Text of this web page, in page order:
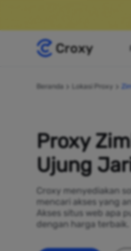
Beranda Lokasi Proxy
Proxy
Ujung
Croxy menyediakan
mencari akses yang
Akses situs web apa
dengan harga terbaik.